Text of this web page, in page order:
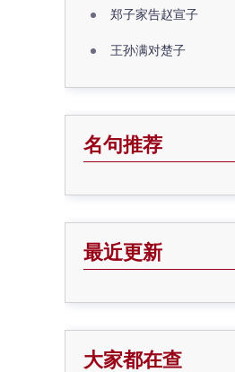
郑子家告赵宣子
王孙满对楚子
名句推荐
最近更新
大家都在查